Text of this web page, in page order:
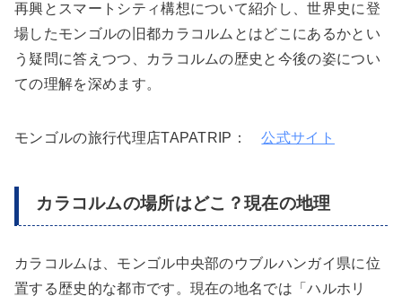
再興とスマートシティ構想について紹介し、世界史に登
場したモンゴルの旧都カラコルムとはどこにあるかとい
う疑問に答えつつ、カラコルムの歴史と今後の姿につい
ての理解を深めます。
モンゴルの旅行代理店TAPATRIP：公式サイト
カラコルムの場所はどこ？現在の地理
カラコルムは、モンゴル中央部のウブルハンガイ県に位
置する歴史的な都市です。現在の地名では「ハルホリ